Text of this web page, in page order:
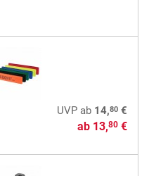
UVPab 14,80€
ab 13,80€